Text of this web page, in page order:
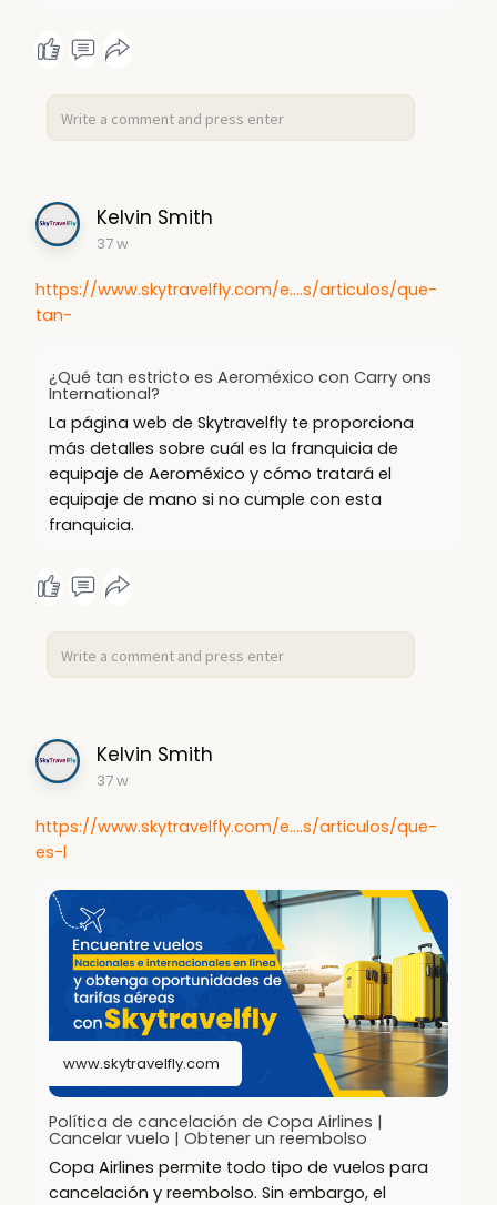
Kelvin Smith
37 w
https://www.skytravelfly.com/e....s/articulos/que-
tan-
¿Qué tan estricto es Aeroméxico con Carry ons
International?
La página web de Skytravelfly te proporciona
más detalles sobre cuál es la franquicia de
equipaje de Aeroméxico y cómo tratará el
equipaje de mano si no cumple con esta
franquicia.
Kelvin Smith
37 w
https://www.skytravelfly.com/e....s/articulos/que-
es-l
www.skytravelfly.com
Política de cancelación de Copa Airlines |
Cancelar vuelo | Obtener un reembolso
Copa Airlines permite todo tipo de vuelos para
cancelación y reembolso. Sin embargo, el